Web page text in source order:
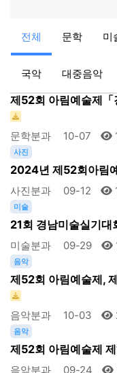
전체 문학 미
국악 대중음악
제52아림예술제 제
국악분과 10-02
제52회 아림예술제
문학분과 10-07
사진
2024년 제52회아림
사진분과 09-12
미술
21회 경남미술실기대
미술분과 09-29
음악
제52회 아림예술제,
음악분과 10-03
음악
제52회 아림예술제
음악분과 09-24